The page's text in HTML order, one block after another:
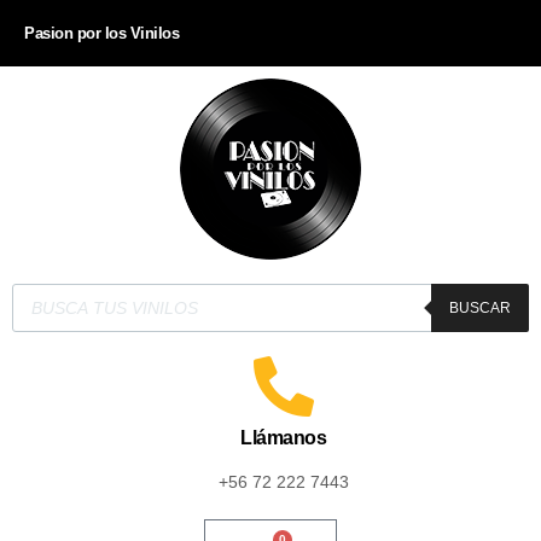
Pasion por los Vinilos
BUSCAR
Llámanos
+56 72 222 7443